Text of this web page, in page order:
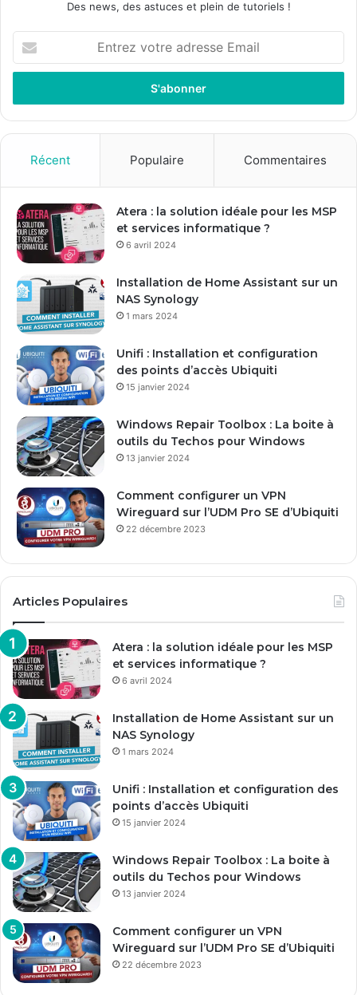
Des news, des astuces et plein de tutoriels !
t
e
z
r
e
a
d
s
e
m
a
Récent Populaire Commentaires
Atera : la solution idéale pour les MSP
et services informatique ?
6 avril 2024
Installation de Home Assistant sur un
NAS Synology
1 mars 2024
Unifi : Installation et configuration
des points d’accès Ubiquiti
15 janvier 2024
Windows Repair Toolbox : La boite à
outils du Techos pour Windows
13 janvier 2024
Comment configurer un VPN
Wireguard sur l’UDM Pro SE d’Ubiquiti
22 décembre 2023
Articles Populaires
Atera : la solution idéale pour les MSP
et services informatique ?
6 avril 2024
Installation de Home Assistant sur un
NAS Synology
1 mars 2024
Unifi : Installation et configuration des
points d’accès Ubiquiti
15 janvier 2024
Windows Repair Toolbox : La boite à
outils du Techos pour Windows
13 janvier 2024
Comment configurer un VPN
Wireguard sur l’UDM Pro SE d’Ubiquiti
22 décembre 2023